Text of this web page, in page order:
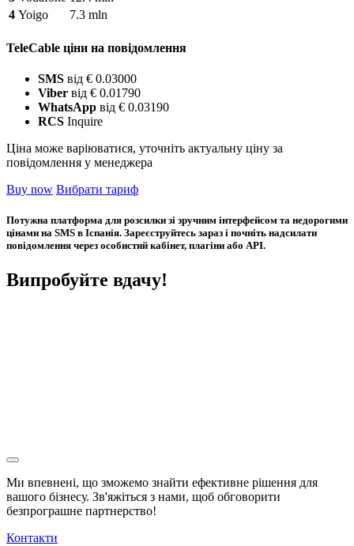
4 Yoigo 7.3 mln
TeleCable ціни на повідомлення
SMS від € 0.03000
Viber від € 0.01790
WhatsApp від € 0.03190
RCS Inquire
Ціна може варіюватися, уточніть актуальну ціну за
повідомлення у менеджера
Buy now Вибрати тариф
Потужна платформа для розсилки зі зручним інтерфейсом та недорогими
цінами на SMS в Іспанія. Зареєструйтесь зараз і почніть надсилати
повідомлення через особистий кабінет, плагіни або API.
Випробуйте вдачу!
Ми впевнені, що зможемо знайти ефективне рішення для
вашого бізнесу. Зв'яжіться з нами, щоб обговорити
безпрограшне партнерство!
Контакти